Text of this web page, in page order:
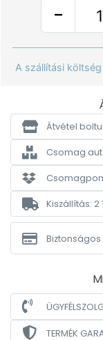
A szállítási
Átvétel
Csomag
Kiszállítás: 2
Biztonságos
TERMÉK